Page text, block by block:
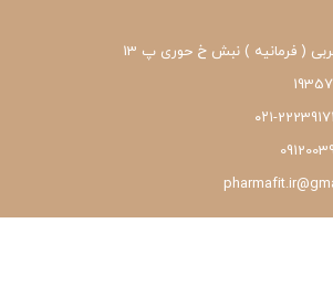
( فرمانیه ) نبش خ حوری پ 13